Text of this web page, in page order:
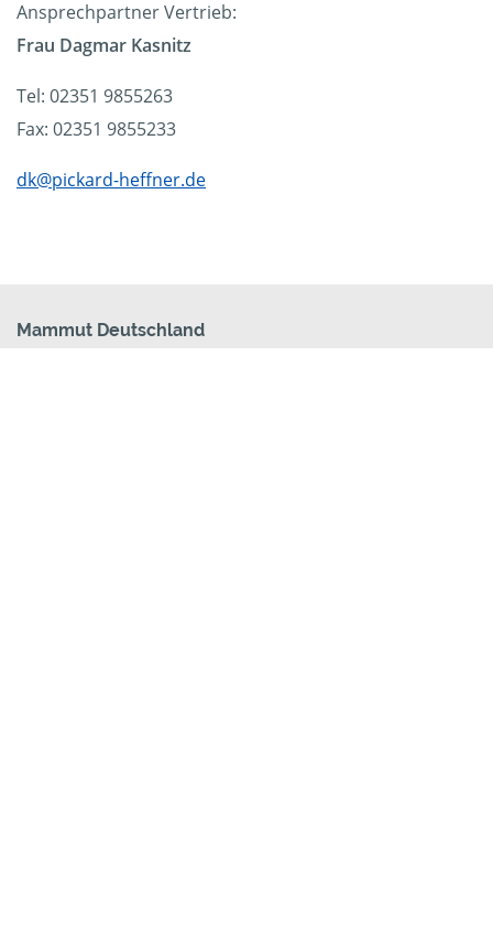
Ansprechpartner Vertrieb:
Frau Dagmar Kasnitz
Tel: 02351 9855263
Fax: 02351 9855233
dk@pickard-heffner.de
Mammut Deutschland